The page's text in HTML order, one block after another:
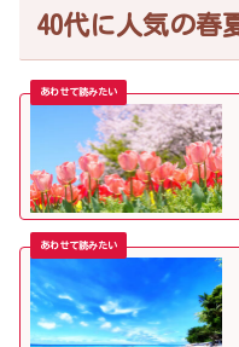
40代に人気の春